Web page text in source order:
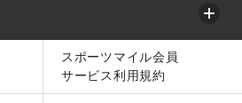
スポーツマイル会員
サービス利用規約